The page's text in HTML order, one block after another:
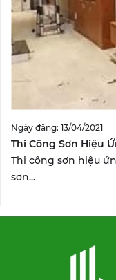
Ngày đăng: 13/04/2021
Thi Công Sơn Hiệu
Thi công sơn hiệu
sơn...